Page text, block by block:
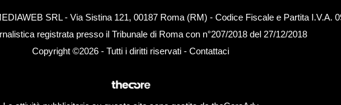
SRL - Via Sistina 121, 00187 Roma (RM) - Codice Fiscale e Partita I.V.A.
registrata presso il Tribunale di Roma con n°207/2018 del 27/12/2018
Copyright ©2026 - Tutti i diritti riservati - Contattaci